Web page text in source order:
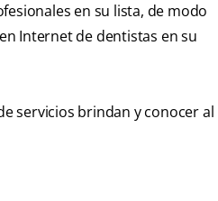
en su lista, de modo
Internet de dentistas en su
servicios brindan y conocer al